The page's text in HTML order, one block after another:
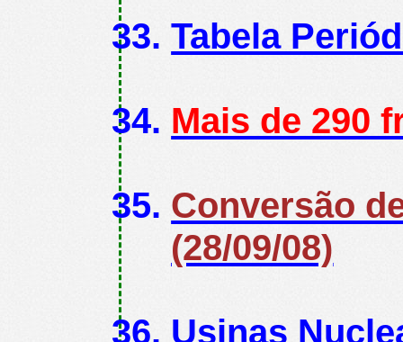
Tabela
Mais de 290
Conversão
(28/09/08)
Usinas